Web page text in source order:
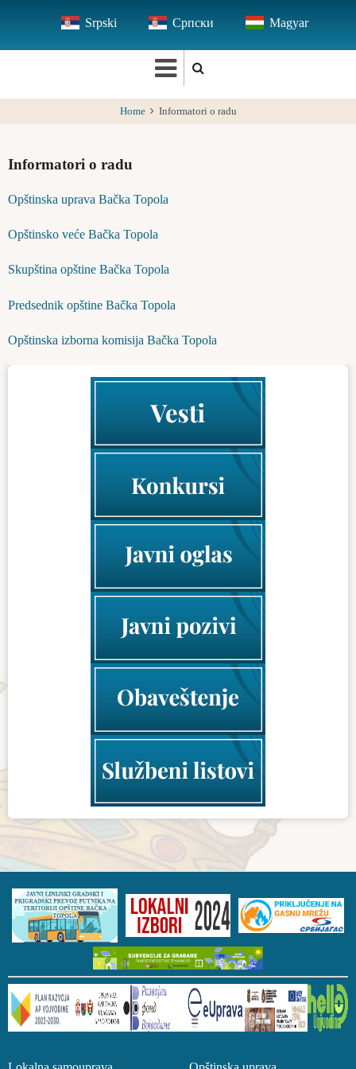
main
Srpski Српски Magyar
Home Informatori o radu
Informatori o radu
Opštinska uprava Bačka Topola
Opštinsko veće Bačka Topola
Skupština opštine Bačka Topola
Predsednik opštine Bačka Topola
Opštinska izborna komisija Bačka Topola